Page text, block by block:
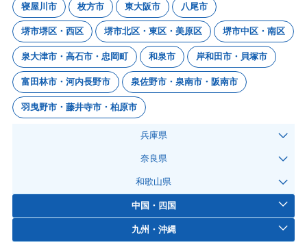
寝屋川市 枚方市 東大阪市 八尾市
堺市堺区・西区 堺市北区・東区・美原区 堺市中区・南区
泉大津市・高石市・忠岡町 和泉市 岸和田市・貝塚市
富田林市・河内長野市 泉佐野市・泉南市・阪南市
羽曳野市・藤井寺市・柏原市
兵庫県
奈良県
和歌山県
中国・四国
九州・沖縄